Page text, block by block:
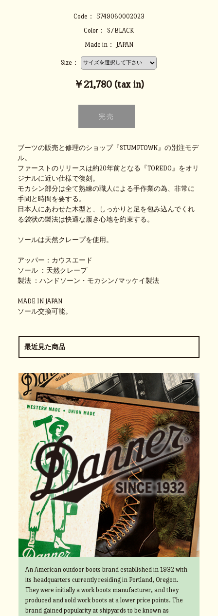
Code：
5749060002023
Color：
S/BLACK
Made in：
JAPAN
Size：
￥21,780 (tax in)
ブーツの販売と修理のショップ『STUMPTOWN』の別注モデ
ル。
ファーストのリリースは約20年前となる『TOREDO』をオリ
ジナルに近い仕様で復刻。
モカシン部分は全て熟練の職人による手作業の為、非常に
手間と時間を要する。
日本人にあわせた木型と、しっかりと足を包み込んでくれ
る袋状の製法は快適な履き心地を約束する。
ソールは天然クレープを使用。
アッパー：カウスエード
ソール ：天然クレープ
製法 ：ハンドソーン・モカシン/マッケイ製法
MADE IN JAPAN
ソール交換可能。
最近見た商品
An American outdoor boots brand established in 1932 with
its headquarters currently residing in Portland, Oregon.
They were initially a work boots manufacturer, and they
produced and sold work boots at a lower price points. The
brand gained popularity at shipyards to be known as